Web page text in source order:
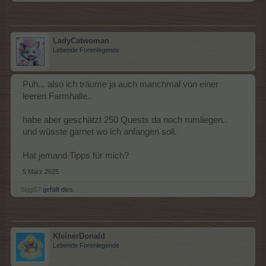
LadyCatwoman
Lebende Forenlegende
Puh... also ich träume ja auch manchmal von einer
leeren Farmhalle..
habe aber geschätzt 250 Quests da noch rumliegen..
und wüsste garnet wo ich anfangen soll.
Hat jemand Tipps für mich?
5 März 2025
Siggi57 gefällt dies.
KleinerDonald
Lebende Forenlegende